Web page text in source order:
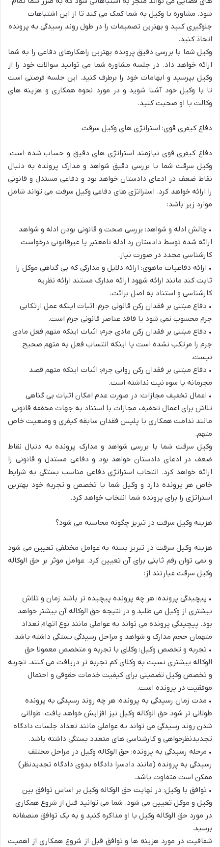
شود. مشاوره با وکیل به شما کمک می کند تا از این اشتباهات
جلوگیری کنید و بهترین تصمیمات را در طول روند رسیدگی به پرونده
اتخاذ کنید.
وکیل شما با بررسی دقیق پرونده بهترین راهکارهای دفاعی را به شما
ارائه خواهد داد. در جلسه مشاوره شما می توانید سوالات خود را از
وکیل بپرسید و ابهامات خود را برطرف کنید. این جلسه فرصتی است
تا با وکیل خود آشنا شوید و در مورد نحوه همکاری و هزینه های
وکالت با او صحبت کنید.
دفاع کیفری قوی: استراتژی های وکیل سرقت
دفاع کیفری قوی نیازمند استراتژی های دقیق و حساب شده است.
وکیل سرقت شما با بررسی دقیق شواهد و مدارک پرونده به دنبال
نقاط ضعف در ادعای دادستان خواهد بود و دفاعی مستدل و قانونی
را ارائه خواهد کرد. استراتژی های دفاعی وکیل سرقت می تواند شامل
موارد زیر باشد:
• چالش ادله و شواهد: بررسی صحت و قانونی بودن ادله و شواهد
ارائه شده توسط دادستان رد ادله نامعتبر یا غیرقانونی درخواست
کارشناسی مجدد در صورت نیاز.
• ارائه دفاعیات ماهوی: ارائه دلایل و مدارکی که بی گناهی موکل را
ثابت کند مانند ارائه شهود ارائه مدارک مستند ارائه نظریه
کارشناسی و استناد به اصل برائت.
• دفاع مبتنی بر فقدان رکن قانونی جرم: اثبات اینکه عمل ارتکابی
جرم محسوب نمی شود یا فاقد عناصر قانونی جرم است.
• دفاع مبتنی بر فقدان رکن مادی جرم: اثبات اینکه متهم فعل مادی
جرم را مرتکب نشده است یا اینکه انتساب فعل به متهم صحیح
نیست.
• دفاع مبتنی بر فقدان رکن روانی جرم: اثبات اینکه متهم قصد
مجرمانه یا سوء نیت نداشته است.
• اعمال تخفیف مجازات: در صورت عدم امکان اثبات بی گناهی
تلاش برای اعمال تخفیف مجازات با استناد به جهات مخففه قانونی
مانند ندامت همکاری با پلیس فقدان سابقه کیفری و وضعیت خاص
متهم.
وکیل سرقت شما با بررسی شواهد و مدارک پرونده به دنبال نقاط
ضعف در ادعای دادستان خواهد بود و دفاعی مستدل و قانونی را
ارائه خواهد کرد. انتخاب استراتژی دفاعی مناسب بستگی به شرایط
خاص هر پرونده دارد و وکیل شما با تخصص و تجربه خود بهترین
استراتژی را برای پرونده شما انتخاب خواهد کرد.
هزینه وکیل سرقت در تبریز چگونه محاسبه می شود؟
هزینه وکیل سرقت در تبریز بسته به عوامل مختلفی تعیین می شود
و نمی توان رقم ثابتی برای آن تعیین کرد. عوامل موثر بر حق الوکاله
وکیل سرقت عبارتند از:
• پیچیدگی پرونده: هر چه پرونده پیچیده تر باشد زمان و تلاش
بیشتری از وکیل می طلبد و در نتیجه حق الوکاله آن بیشتر خواهد
بود. پیچیدگی پرونده می تواند به عواملی مانند نوع اتهام تعداد
متهمان حجم مدارک و شواهد و مراحل رسیدگی بستگی داشته باشد.
• تجربه و تخصص وکیل: وکلای با تجربه و متخصص معمولا حق
الوکاله بیشتری نسبت به وکلای کم تجربه تر دریافت می کنند. تجربه
و تخصص وکیل تضمینی برای کیفیت خدمات حقوقی و احتمال
موفقیت در پرونده است.
• مدت زمان رسیدگی به پرونده: هر چه روند رسیدگی به پرونده
طولانی تر شود حق الوکاله وکیل نیز افزایش خواهد یافت. طولانی
شدن روند رسیدگی می تواند به عواملی مانند تعداد جلسات دادگاه
تجدیدنظرخواهی و کارشناسی های متعدد بستگی داشته باشد.
• مرحله رسیدگی به پرونده: حق الوکاله وکیل در مراحل مختلف
رسیدگی به پرونده (مانند دادسرا دادگاه بدوی دادگاه تجدیدنظر)
ممکن است متفاوت باشد.
• توافق با وکیل: در نهایت حق الوکاله وکیل بر اساس توافق بین
وکیل و موکل تعیین می شود. شما می توانید قبل از شروع همکاری
در مورد حق الوکاله وکیل با او مذاکره کنید و به یک توافق منصفانه
برسید.
شفافیت در مورد هزینه ها و توافق قبل از شروع همکاری از اهمیت